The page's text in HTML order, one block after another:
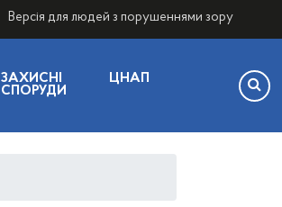
Версія для людей з порушеннями зору
ЗАХИСНІ
СПОРУДИ
ЦНАП